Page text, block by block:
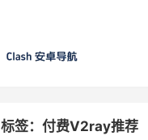
标签：付费V2ray推荐